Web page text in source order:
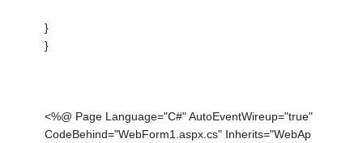
}
}
<%@ Page Language="C#" AutoEventWireup="true"
CodeBehind="WebForm1.aspx.cs" Inherits="WebAp